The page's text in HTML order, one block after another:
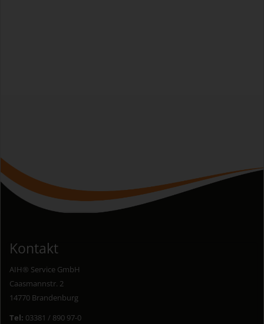
Kontakt
AIH® Service GmbH
Caasmannstr. 2
14770 Brandenburg
Tel: 03381 / 890 97-0